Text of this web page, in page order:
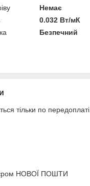
Немає
0.032 Вт/мК
Безпечний
тільки по передоплаті.
НОВОЇ ПОШТИ